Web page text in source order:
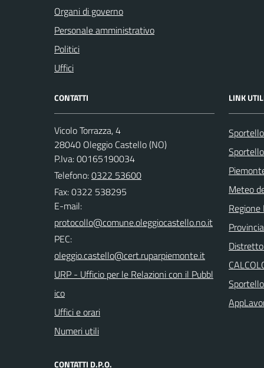
Organi di governo
Personale amministrativo
Politici
Uffici
CONTATTI
Vicolo Torrazza, 4
28040 Oleggio Castello (NO)
P.Iva: 00165190034
Telefono:0322 53600
Fax: 0322 538295
E-mail:
PEC:
URP - Ufficio per le Relazioni con il Pubbl
ico
Uffici e orari
Numeri utili
CONTATTI D.P.O.
LINK
Meteo